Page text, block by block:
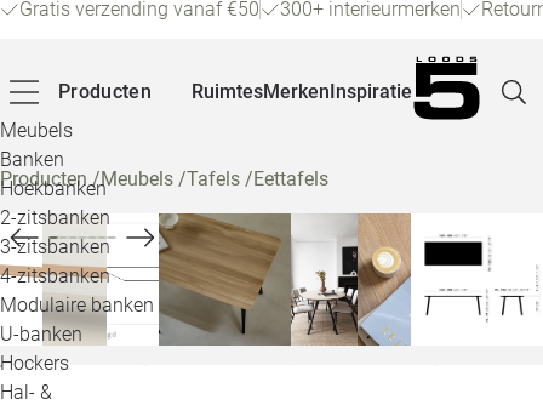
Gratis verzending vanaf €50 300+ interieurmerken
Producten
Meubels
Banken
Hoekbanken
2-zitsbanken
3-zitsbanken
4-zitsbanken
Modulaire banken
U-banken
Hockers
Hal- &
RuimtesMerkenInspiratie
Producten/Meubels /Tafels /Eettafels